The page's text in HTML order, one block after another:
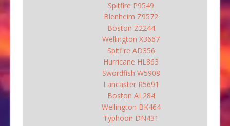
Spitfire P9549
Blenheim Z9572
Boston Z2244
Wellington X3667
Spitfire AD356
Hurricane HL863
Swordfish W5908
Lancaster R5691
Boston AL284
Wellington BK464
Typhoon DN431